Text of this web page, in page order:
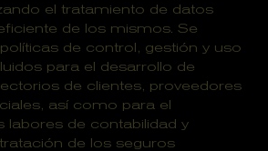
el tratamiento de datos
de los mismos. Se
de control, gestión y uso
para el desarrollo de
de clientes, proveedores
así como para el
labores de contabilidad y
de los seguros